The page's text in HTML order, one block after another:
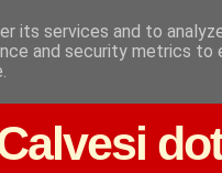
its services and to
and security metrics to